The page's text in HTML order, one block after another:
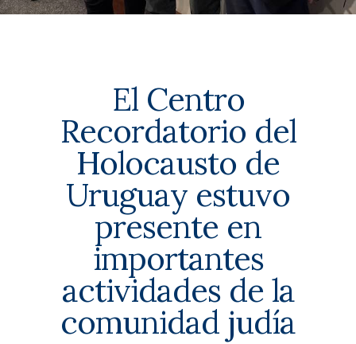
El Centro
Recordatorio del
Holocausto de
Uruguay estuvo
presente en
importantes
actividades de la
comunidad judía